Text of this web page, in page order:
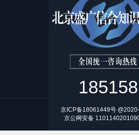
京ICP备18061449号
京公网安备